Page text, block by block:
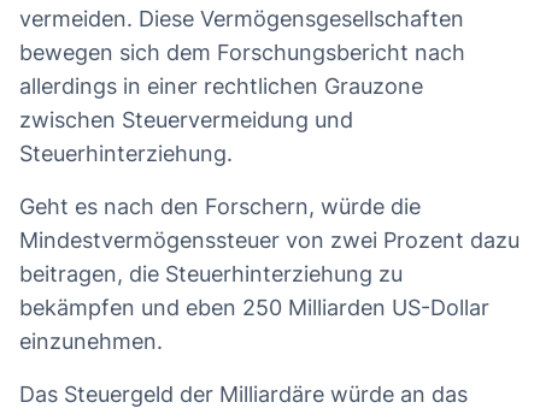
vermeiden. Diese Vermögensgesellschaften
bewegen sich dem Forschungsbericht nach
allerdings in einer rechtlichen Grauzone
zwischen Steuervermeidung und
Steuerhinterziehung.
Geht es nach den Forschern, würde die
Mindestvermögenssteuer von zwei Prozent dazu
beitragen, die Steuerhinterziehung zu
bekämpfen und eben 250 Milliarden US-Dollar
einzunehmen.
Das Steuergeld der Milliardäre würde an das